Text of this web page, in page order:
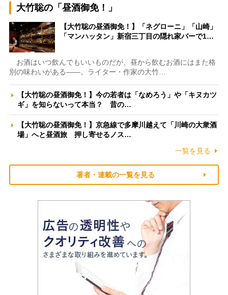
大竹聡の「昼酒御免！」
【大竹聡の昼酒御免！】「ネグローニ」「山崎」
「マンハッタン」新宿三丁目の隠れ家バーで1…
お酒はいつ飲んでもいいものだが、昼から飲むお酒にはまた格
別の味わいがある――。ライター・作家の大竹…
【大竹聡の昼酒御免！】今の若者は「なめろう」や「キヌカツ
ギ」を知らないって本当？ 昔の…
【大竹聡の昼酒御免！】京急線で多摩川越えて「川崎の大衆酒
場」へと昼酒旅 押し寄せるノス…
一覧を見る
著者・連載の一覧を見る